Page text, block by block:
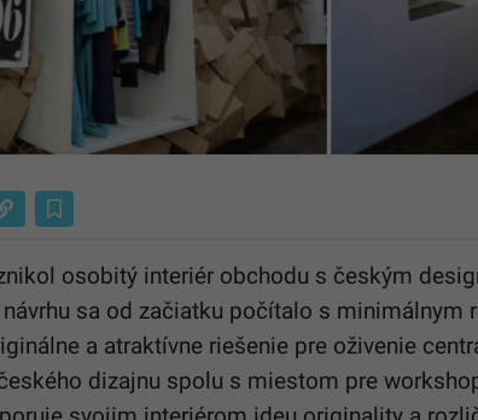
osobitý interiér obchodu s českým
sa od začiatku počítalo s minimálnym
a atraktívne riešenie pre oživenie
dizajnu spolu s miestom pre